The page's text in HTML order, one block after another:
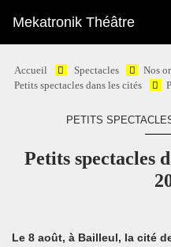
Mekatronik Théâtre
Accueil Spectacles Nos
Petits spectacles dans les cités
PETITS
Petits spectacles
Le 8 août, à Bailleul, la cité